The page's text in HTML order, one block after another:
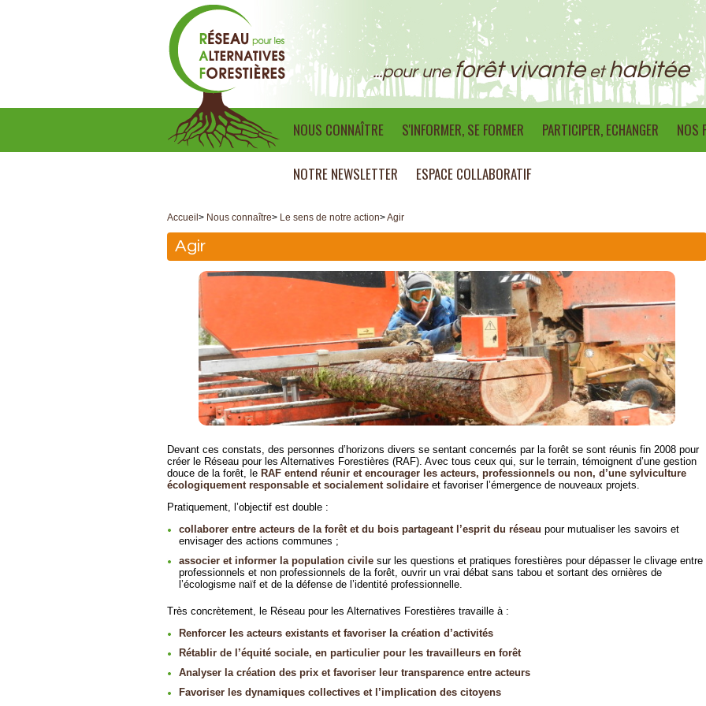
...pour uneforêt vivanteethabitée
NOUS CONNAÎTRE S'INFORMER, SE FORMER PARTICIPER, ECHANGER NOS
NOTRE NEWSLETTER ESPACE COLLABORATIF
Accueil > Nous connaître> Le sens de notre action>Agir
Agir
Devant ces constats, des personnes d’horizons divers se sentant concernés par la forêt se sont réunis fin 2008 pour
créer le Réseau pour les Alternatives Forestières (RAF). Avec tous ceux qui, sur le terrain, témoignent d’une gestion
douce de la forêt, le RAF entend réunir et encourager les acteurs, professionnels ou non, d’une sylviculture
écologiquement responsable et socialement solidaire et favoriser l’émergence de nouveaux projets.
Pratiquement, l’objectif est double :
collaborer entre acteurs de la forêt et du bois partageant l’esprit du réseau pour mutualiser les savoirs et
envisager des actions communes ;
associer et informer la population civile sur les questions et pratiques forestières pour dépasser le clivage entre
professionnels et non professionnels de la forêt, ouvrir un vrai débat sans tabou et sortant des ornières de
l’écologisme naïf et de la défense de l’identité professionnelle.
Très concrètement, le Réseau pour les Alternatives Forestières travaille à :
Renforcer les acteurs existants et favoriser la création d’activités
Rétablir de l’équité sociale, en particulier pour les travailleurs en forêt
Analyser la création des prix et favoriser leur transparence entre acteurs
Favoriser les dynamiques collectives et l’implication des citoyens